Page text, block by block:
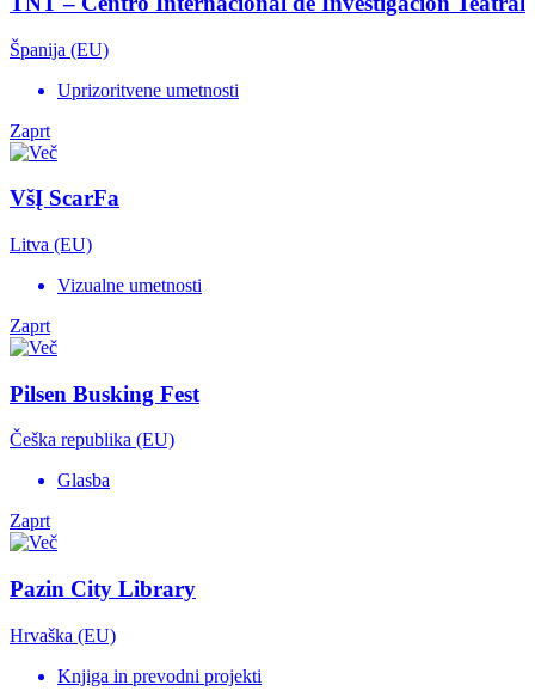
Španija (EU)
Uprizoritvene umetnosti
Zaprt
VšĮ ScarFa
Litva (EU)
Vizualne umetnosti
Zaprt
Pilsen Busking Fest
Češka republika (EU)
Glasba
Zaprt
Pazin City Library
Hrvaška (EU)
Knjiga in prevodni projekti